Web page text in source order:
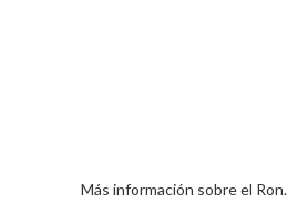
Más información sobre el Ron.